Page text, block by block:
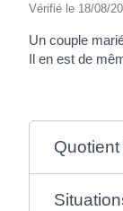
Vérifié le 18/08/
Un couple
Il en est de